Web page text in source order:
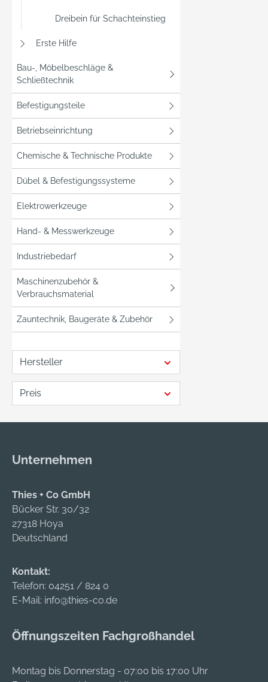
Dreibein für Schachteinstieg
Erste Hilfe
Bau-, Möbelbeschläge &
Schließtechnik
Befestigungsteile
Betriebseinrichtung
Chemische & Technische Produkte
Dübel & Befestigungssysteme
Elektrowerkzeuge
Hand- & Messwerkzeuge
Industriebedarf
Maschinenzubehör &
Verbrauchsmaterial
Zauntechnik, Baugeräte & Zubehör
Hersteller
Preis
Unternehmen
Thies + Co GmbH
Bücker Str. 30/32
27318 Hoya
Deutschland
Kontakt:
Telefon: 04251 / 824 0
E-Mail: info@thies-co.de
Öffnungszeiten Fachgroßhandel
Montag bis Donnerstag - 07:00 bis 17:00 Uhr